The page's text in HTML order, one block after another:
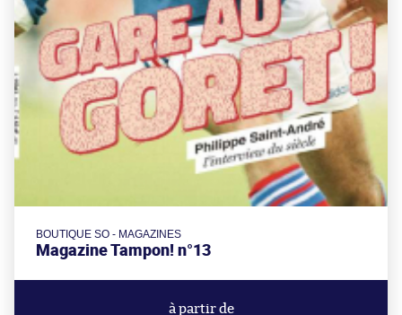
BOUTIQUE SO - MAGAZINES
Magazine Tampon! n°13
à partir de